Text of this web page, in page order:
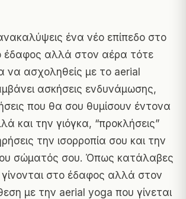
ένα νέο επίπεδο στο
έδαφος αλλά στον αέρα τότε
να ασχοληθείς με το aerial
ασκήσεις ενδυνάμωσης,
που θα σου θυμίσουν έντονα
και την γιόγκα, “προκλήσεις”
την ισορροπία σου και την
σώματός σου. Όπως κατάλαβες
στο έδαφος αλλά στον
με την aerial yoga που γίνεται